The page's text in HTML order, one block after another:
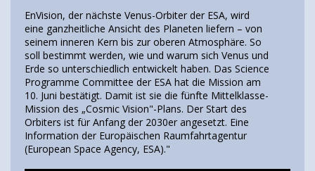
EnVision, der nächste Venus-Orbiter der ESA, wird
eine ganzheitliche Ansicht des Planeten liefern – von
seinem inneren Kern bis zur oberen Atmosphäre. So
soll bestimmt werden, wie und warum sich Venus und
Erde so unterschiedlich entwickelt haben. Das Science
Programme Committee der ESA hat die Mission am
10. Juni bestätigt. Damit ist sie die fünfte Mittelklasse-
Mission des „Cosmic Vision"-Plans. Der Start des
Orbiters ist für Anfang der 2030er angesetzt. Eine
Information der Europäischen Raumfahrtagentur
(European Space Agency, ESA)."